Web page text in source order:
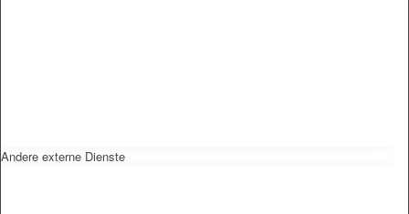
Andere externe Dienste